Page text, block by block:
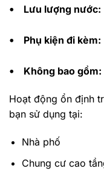
• Lưu lượng nước:
• Phụ kiện đi kèm:
• Không bao gồm:
Hoạt động ổn định
bạn sử dụng tại:
Nhà phố
Chung cư cao